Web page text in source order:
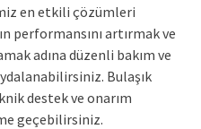
en etkili çözümleri
performansını artırmak ve
adına düzenli bakım ve
Bulaşık
destek ve onarım
geçebilirsiniz.